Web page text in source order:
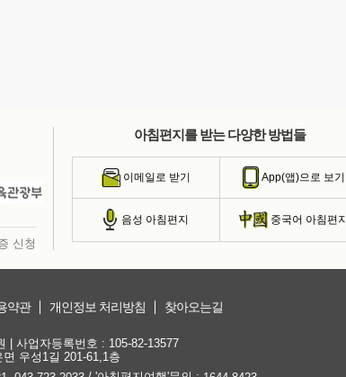
신청
아침편지를 받는 다양한 방법들
이메일로 받기 App(앱)으로 보기
음성 아침편지 중국어 아침편지
약관 개인정보 처리방침 찾아오는길
| 사업자등록번호 : 105-82-13577
우성1길 201-61,1층